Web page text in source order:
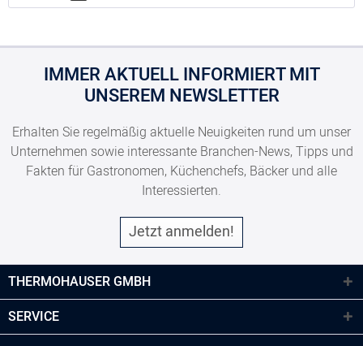
IMMER AKTUELL INFORMIERT MIT
UNSEREM NEWSLETTER
Erhalten Sie regelmäßig aktuelle Neuigkeiten rund um unser
Unternehmen sowie interessante Branchen-News, Tipps und
Fakten für Gastronomen, Küchenchefs, Bäcker und alle
Interessierten.
Jetzt anmelden!
THERMOHAUSER GMBH
SERVICE